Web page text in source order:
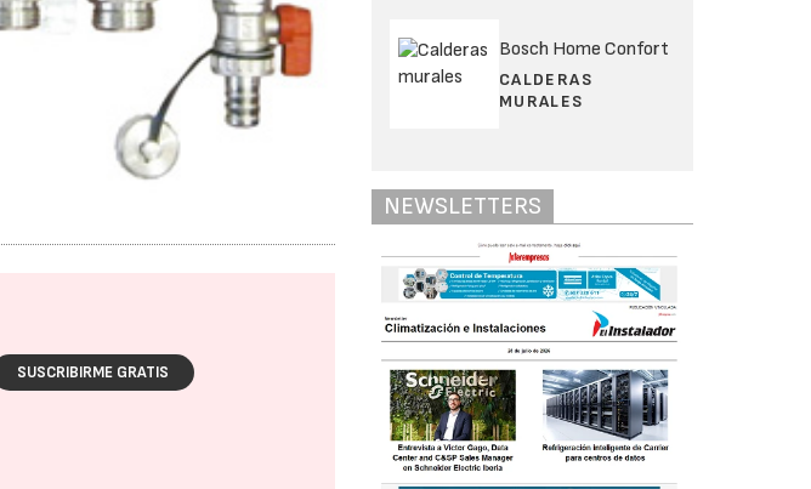
SUSCRIBIRME GRATIS
Bosch Home Confort
CALDERAS
MURALES
NEWSLETTERS